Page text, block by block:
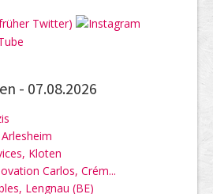
- 07.08.2026
Kloten
Carlos, Crém...
Lengnau (BE)